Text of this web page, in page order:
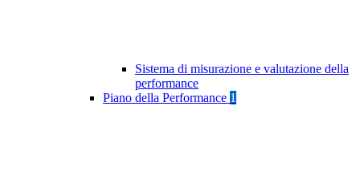
Sistema di misurazione e valutazione della
performance
Piano della Performance 1